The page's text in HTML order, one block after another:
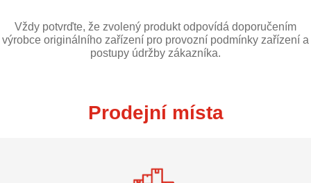
Vždy potvrďte, že zvolený produkt odpovídá doporučením
výrobce originálního zařízení pro provozní podmínky zařízení a
postupy údržby zákazníka.
Prodejní místa